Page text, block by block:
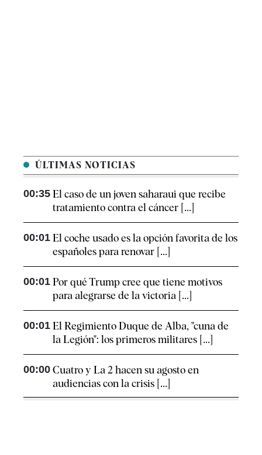
ÚLTIMAS NOTICIAS
00:35 El caso de un joven saharaui que recibe
tratamiento contra el cáncer [...]
00:01 El coche usado es la opción favorita de los
españoles para renovar [...]
00:01 Por qué Trump cree que tiene motivos
para alegrarse de la victoria [...]
00:01 El Regimiento Duque de Alba, "cuna de
la Legión": los primeros militares [...]
00:00 Cuatro y La 2 hacen su agosto en
audiencias con la crisis [...]